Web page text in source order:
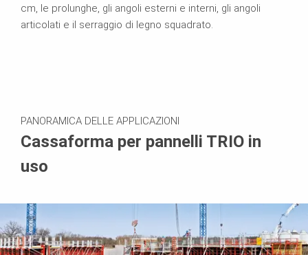
cm, le prolunghe, gli angoli esterni e interni, gli angoli
articolati e il serraggio di legno squadrato.
PANORAMICA DELLE APPLICAZIONI
Cassaforma per pannelli TRIO in
uso